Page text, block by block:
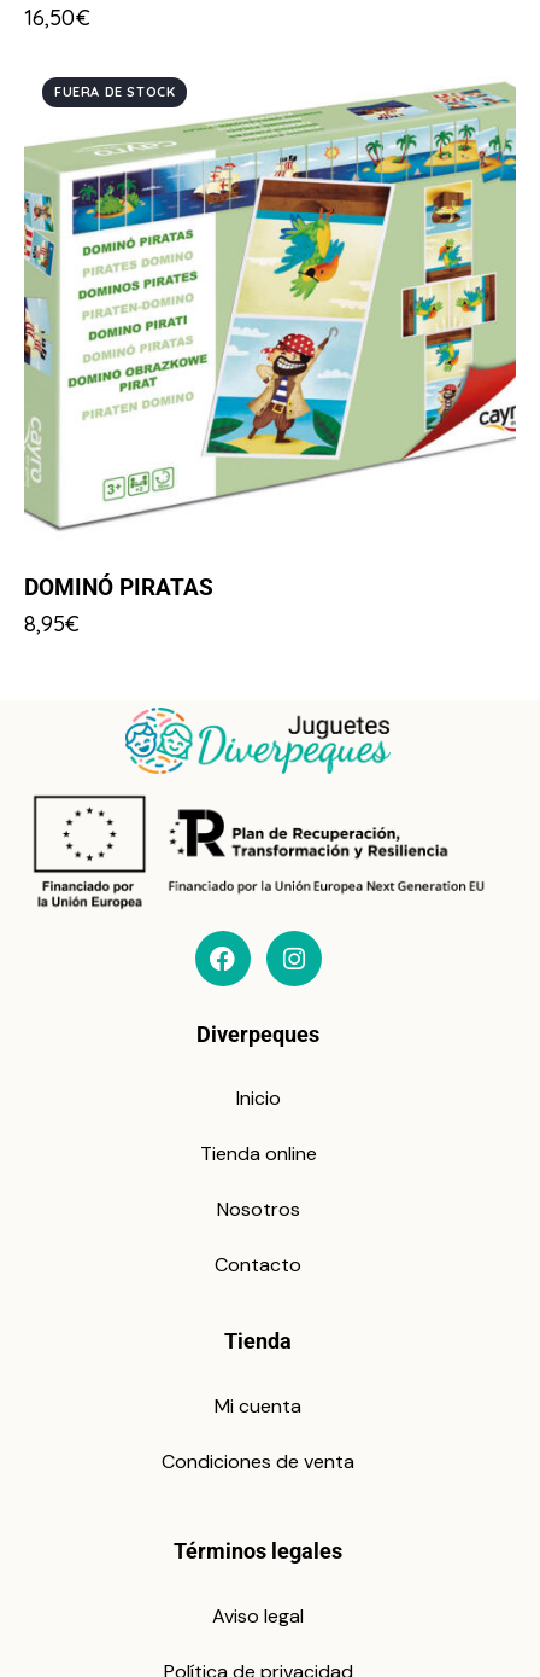
16,50€
FUERA DE STOCK
DOMINÓ PIRATAS
8,95€
Diverpeques
Inicio
Tienda online
Nosotros
Contacto
Tienda
Mi cuenta
Condiciones de venta
Términos legales
Aviso legal
Política de privacidad